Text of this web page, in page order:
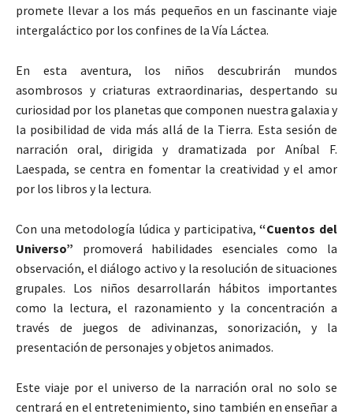
promete llevar a los más pequeños en un fascinante viaje
intergaláctico por los confines de la Vía Láctea.
En esta aventura, los niños descubrirán mundos
asombrosos y criaturas extraordinarias, despertando su
curiosidad por los planetas que componen nuestra galaxia y
la posibilidad de vida más allá de la Tierra. Esta sesión de
narración oral, dirigida y dramatizada por Aníbal F.
Laespada, se centra en fomentar la creatividad y el amor
por los libros y la lectura.
Con una metodología lúdica y participativa,“Cuentos del
Universo” promoverá habilidades esenciales como la
observación, el diálogo activo y la resolución de situaciones
grupales. Los niños desarrollarán hábitos importantes
como la lectura, el razonamiento y la concentración a
través de juegos de adivinanzas, sonorización, y la
presentación de personajes y objetos animados.
Este viaje por el universo de la narración oral no solo se
centrará en el entretenimiento, sino también en enseñar a